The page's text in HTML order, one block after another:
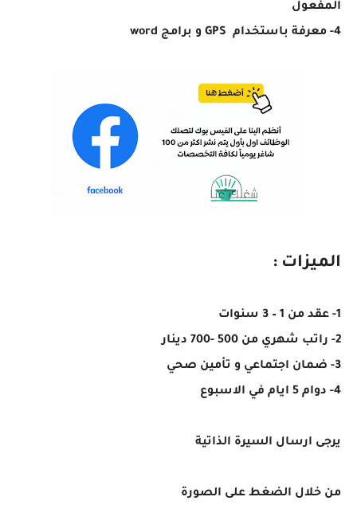
المفعول
4- معرفة باستخدام GPS و برامج word
الميزات :
1- عقد من 1 – 3 سنوات
2- راتب شهري من 500 -700 دينار
3- ضمان اجتماعي و تأمين صحي
4- دوام 5 ايام في الاسبوع
يرجى ارسال السيرة الذاتية
من خلال الضغط على الصورة